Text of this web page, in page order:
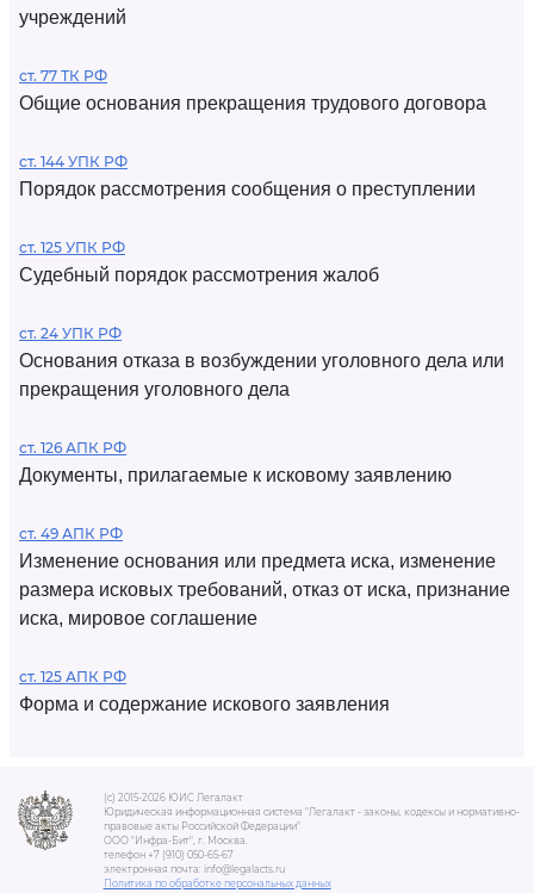
учреждений
ст. 77 ТК РФ
Общие основания прекращения трудового договора
ст. 144 УПК РФ
Порядок рассмотрения сообщения о преступлении
ст. 125 УПК РФ
Судебный порядок рассмотрения жалоб
ст. 24 УПК РФ
Основания отказа в возбуждении уголовного дела или
прекращения уголовного дела
ст. 126 АПК РФ
Документы, прилагаемые к исковому заявлению
ст. 49 АПК РФ
Изменение основания или предмета иска, изменение
размера исковых требований, отказ от иска, признание
иска, мировое соглашение
ст. 125 АПК РФ
Форма и содержание искового заявления
(c) 2015-2026 ЮИС Легалакт
Юридическая информационная система "Легалакт - законы, кодексы и нормативно-
правовые акты Российской Федерации"
ООО "Инфра-Бит", г. Москва.
телефон +7 (910) 050-65-67
электронная почта: info@legalacts.ru
Политика по обработке персональных данных